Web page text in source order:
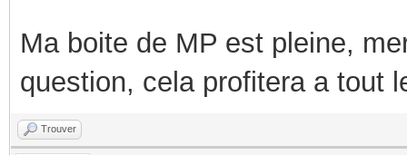
Ma boite de MP est pleine,
question, cela profitera a tout
Trouver